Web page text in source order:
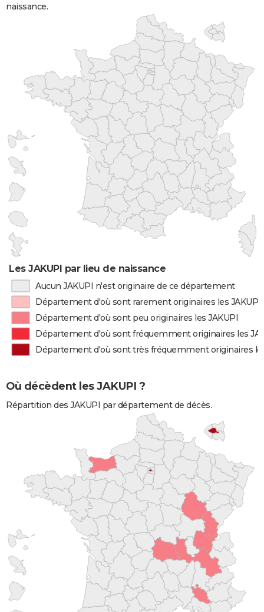
naissance.
Les JAKUPI par lieu de naissance
Aucun JAKUPI n'est originaire de ce département
Département d'où sont rarement originaires les JAKUPI
Département d'où sont peu originaires les JAKUPI
Département d'où sont fréquemment originaires les
Département d'où sont très fréquemment originaires
Où décèdent les JAKUPI ?
Répartition des JAKUPI par département de décès.